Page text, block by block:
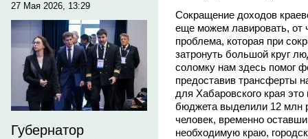
27 Мая 2026, 13:29
Губернатор
Сокращение доходов
еще можем лавировать, от
проблема, которая при
затронуть большой круг
соломку нам здесь помог
предоставив трансферты
для Хабаровского края
бюджета выделили 12 млн
человек, временно
необходимую краю,